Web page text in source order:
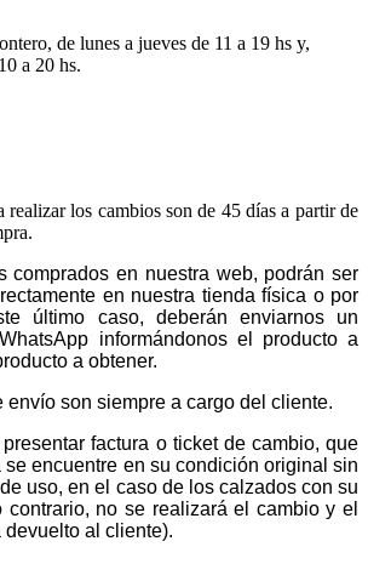
de lunes a jueves de 11 a 19 hs y,
a 20 hs.
realizar los cambios son de 45 días a partir de
comprados en nuestra web, podrán ser
en nuestra tienda física o por
último caso, deberán enviarnos un
informándonos el producto a
a obtener.
envío son siempre a cargo del cliente.
factura o ticket de cambio, que
se encuentre en su condición original sin
uso, en el caso de los calzados con su
contrario, no se realizará el cambio y el
devuelto al cliente).